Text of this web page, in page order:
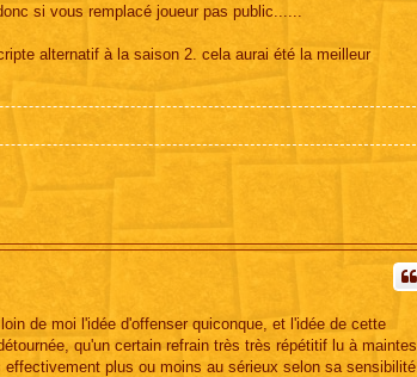
si vous remplacé joueur pas public......
alternatif à la saison 2. cela aurai été la meilleur
de moi l'idée d'offenser quiconque, et l'idée de cette
qu'un certain refrain très très répétitif lu à maintes
plus ou moins au sérieux selon sa sensibilité.